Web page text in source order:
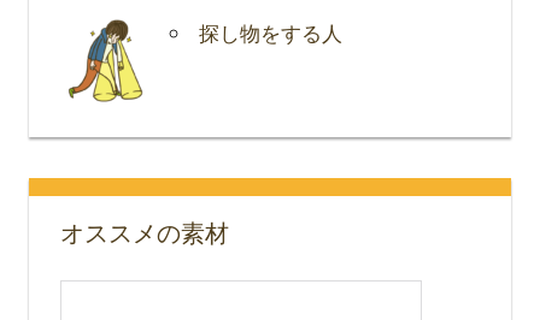
探し物をする人
オススメの素材